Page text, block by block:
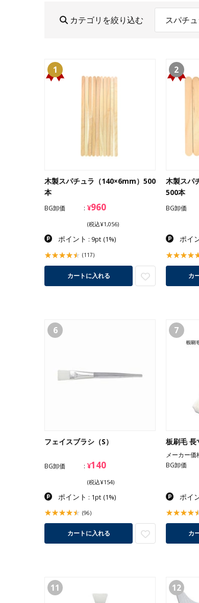
カテゴリを絞り込む スパチ
1
木製スパチュラ（140×6mm）500
本
BG卸価 ¥960
(税込¥1,056)
ポイント : 9pt (1%)
(117)
カートに入れる
2
木製スパ
500本
BG卸価
ポイ
カ
6
フェイスブラシ（S）
BG卸価 ¥140
(税込¥154)
ポイント : 1pt (1%)
(96)
カートに入れる
7
板刷毛 長
メーカー価
BG卸価
ポイ
カ
11 12